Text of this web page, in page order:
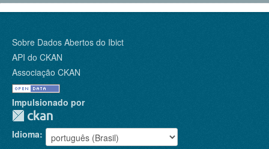
Sobre Dados Abertos do Ibict
API do CKAN
Associação CKAN
Impulsionado por
Idioma